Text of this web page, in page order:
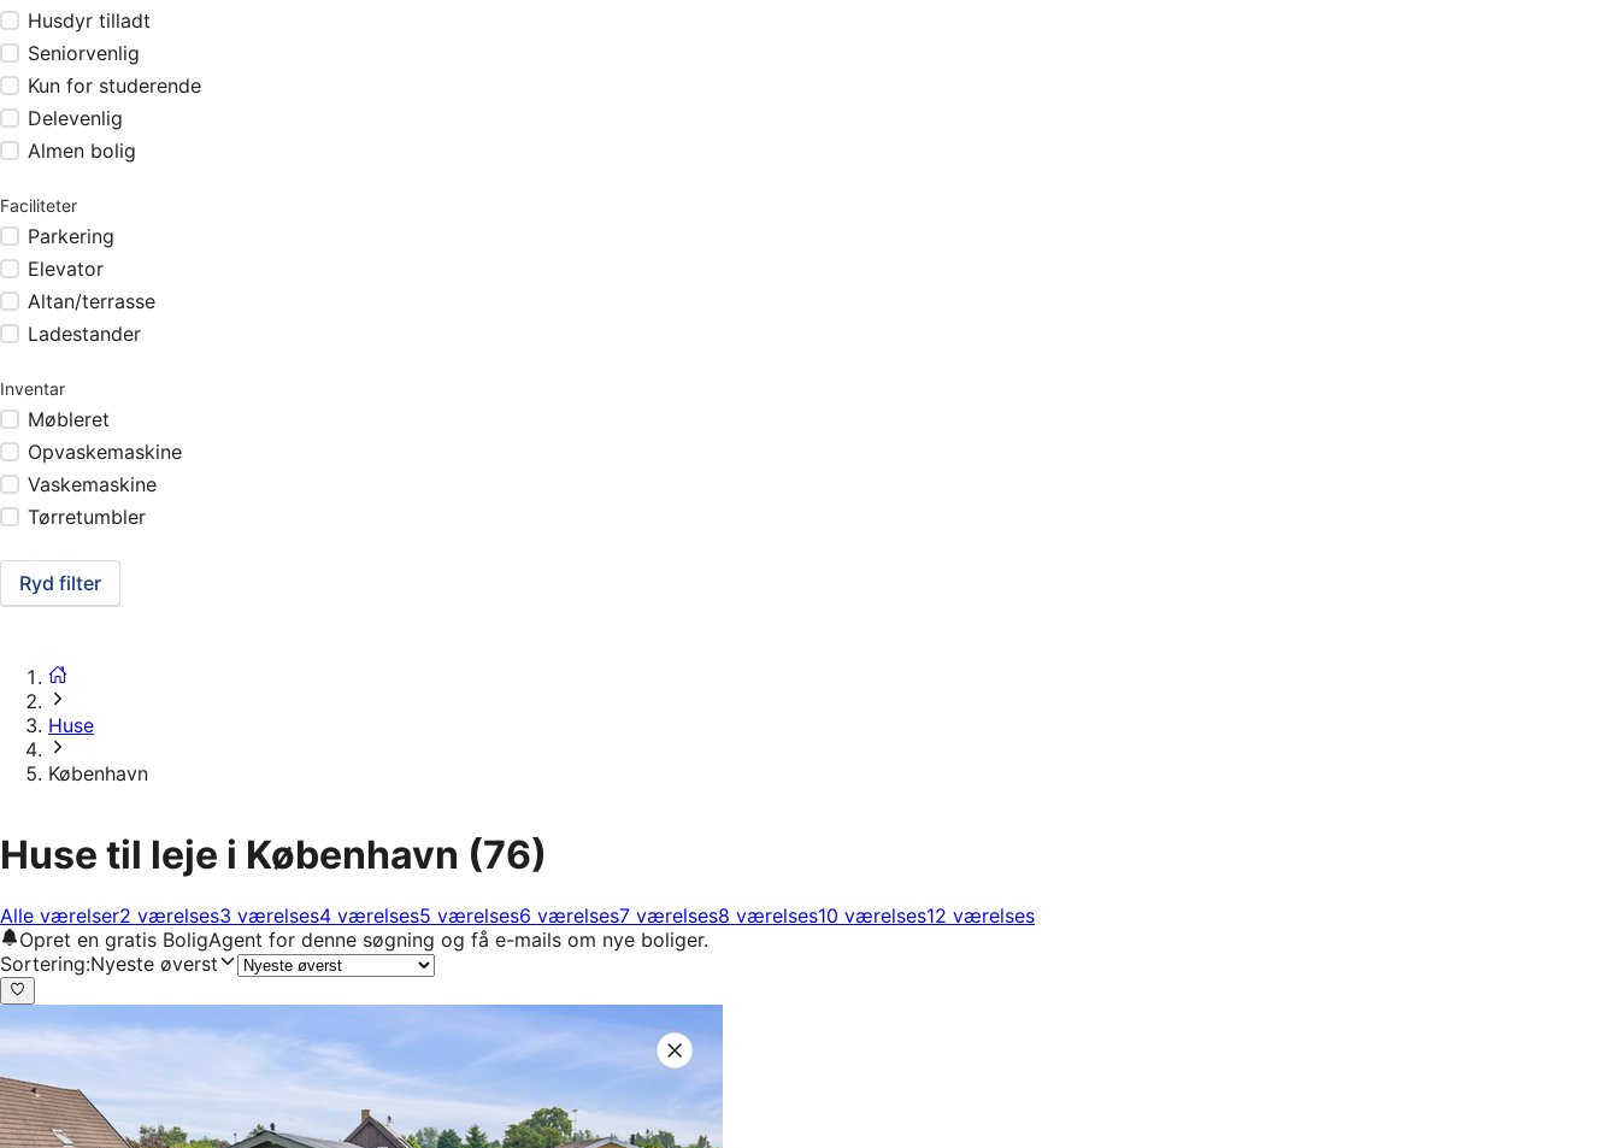
Husdyr tilladt
Seniorvenlig
Kun for studerende
Delevenlig
Almen bolig
Faciliteter
Parkering
Elevator
Altan/terrasse
Ladestander
Inventar
Møbleret
Opvaskemaskine
Vaskemaskine
Tørretumbler
Ryd filter
Huse
København
Huse til leje i København (76)
Alle værelser2 værelses3 værelses4 værelses5 værelses6 værelses7 værelses8 værelses10 værelses12 værelses
Opret en gratis BoligAgent for denne søgning og få e-mails om nye boliger.
Sortering:Nyeste øverst